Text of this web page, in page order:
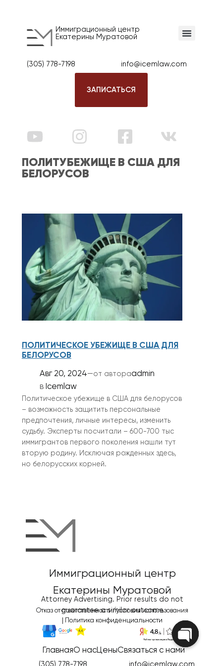
Иммиграционный центр
Екатерины Муратовой
(305) 778-7198 info@icemlaw.com
ЗАПИСАТЬСЯ
ПОЛИТУБЕЖИЩЕ В США ДЛЯ
БЕЛОРУСОВ
ПОЛИТИЧЕСКОЕ УБЕЖИЩЕ В США ДЛЯ
БЕЛОРУСОВ
Авг 20, 2024—от автораadmin
в Icemlaw
Политическое убежище в США для белорусов
– возможность защитить персональные
предпочтения, личные интересы, изменить
судьбу. Эксперты посчитали – 600-700 тыс
иммигрантов первого поколения нашли тут
вторую родину. Исключая рожденных здесь,
но белорусских корней.
Иммиграционный центр
Екатерины Муратовой
Attorney Advertising. Prior results do not
guarantee a similar outcome
Отказ от ответственности/условия использования
Политика конфиденциальности
ГлавнаяО насЦеныСвязаться с нами
(305) 778-7198 info@icemlaw.com
Open